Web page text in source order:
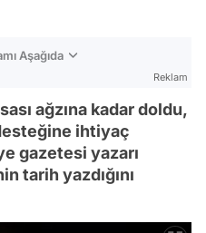
Aşağıda
Reklam
ağzına kadar doldu,
ihtiyaç
gazetesi yazarı
tarih yazdığını